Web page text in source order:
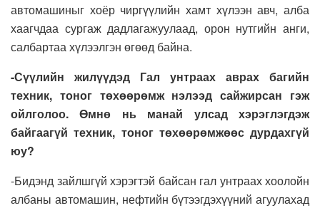
автомашиныг хоёр чиргүүлийн хамт хүлээн авч, алба
хаагчдаа сургаж дадлагажуулаад, орон нутгийн анги,
салбартаа хүлээлгэн өгөөд байна.
-Сүүлийн жилүүдэд Гал унтраах аврах багийн
техник, тоног төхөөрөмж нэлээд сайжирсан гэж
ойлголоо. Өмнө нь манай улсад хэрэглэгдэж
байгаагүй техник, тоног төхөөрөмжөөс дурдахгүй
юу?
-Бидэнд зайлшгүй хэрэгтэй байсан гал унтраах хоолойн
албаны автомашин, нефтийн бүтээгдэхүүний агуулахад